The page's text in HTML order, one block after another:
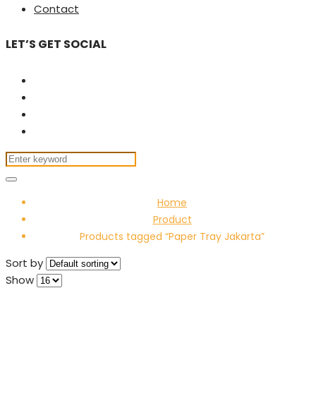
Contact
LET’S GET SOCIAL
Home
Product
Products tagged “Paper Tray Jakarta”
Sort by
Show